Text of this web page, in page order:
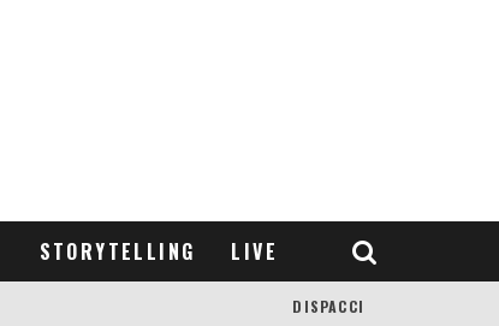
STORYTELLING LIVE
DISPACCI